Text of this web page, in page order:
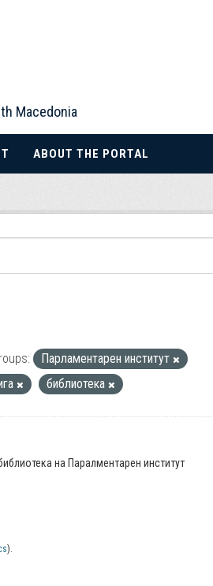
Macedonia
ABOUT THE PORTAL
Парламентарен институт
библиотека
на Паралментарен институт
).